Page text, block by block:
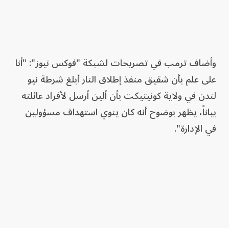
وأضاف ترمب في تصريحات لشبكة "فوكس نيوز": "أنا
على علم بأن شقيق منفذ إطلاق النار أبلغ شرطة نيو
لندن في ولاية كونيتيكت بأن ألين أرسل لأفراد عائلته
بياناً، يظهر بوضوح أنه كان ينوي استهداف مسؤولين
في الإدارة".